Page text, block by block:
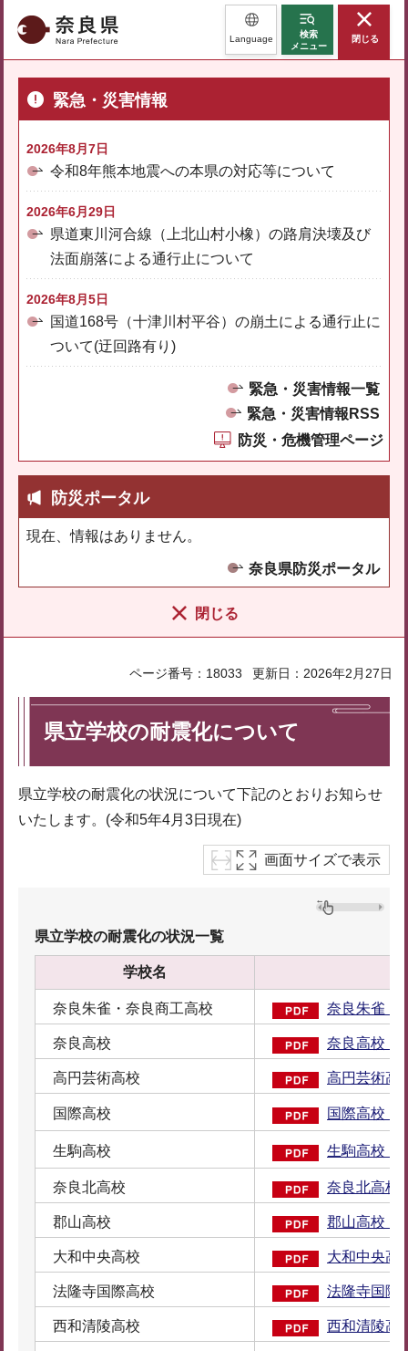
奈良県 Language
検索
メニュー
閉じる
緊急・災害情報
2026年8月7日
令和8年熊本地震への本県の対応等について
2026年6月29日
県道東川河合線（上北山村小橡）の路肩決壊及び
法面崩落による通行止について
2026年8月5日
国道168号（十津川村平谷）の崩土による通行止に
ついて(迂回路有り)
緊急・災害情報一覧
緊急・災害情報RSS
防災・危機管理ページ
防災ポータル
現在、情報はありません。
奈良県防災ポータル
閉じる
ページ番号：18033 更新日：2026年2月27日
県立学校の耐震化について
県立学校の耐震化の状況について下記のとおりお知らせ
いたします。(令和5年4月3日現在)
画面サイズで表示
県立学校の耐震化の状況一覧
学校名
奈良朱雀・奈良商工高校 奈良朱雀・
奈良高校 奈良高校（
高円芸術高校 高円芸術高
国際高校 国際高校（
生駒高校 生駒高校（
奈良北高校 奈良北高校
郡山高校 郡山高校（
大和中央高校 大和中央高
法隆寺国際高校 法隆寺国際
西和清陵高校 西和清陵高